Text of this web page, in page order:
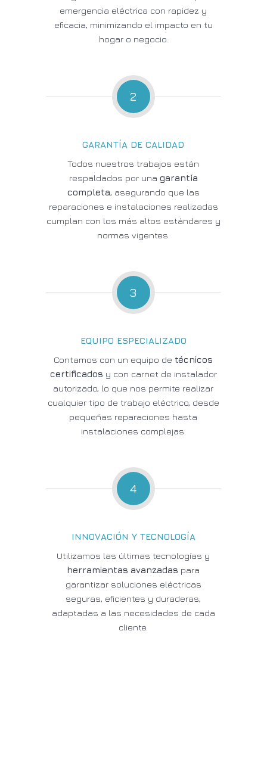
emergencia eléctrica con rapidez y
eficacia, minimizando el impacto en tu
hogar o negocio.
2
GARANTÍA DE CALIDAD
Todos nuestros trabajos están
respaldados por una garantía
completa, asegurando que las
reparaciones e instalaciones realizadas
cumplan con los más altos estándares y
normas vigentes.
3
EQUIPO ESPECIALIZADO
Contamos con un equipo de técnicos
certificados y con carnet de instalador
autorizado, lo que nos permite realizar
cualquier tipo de trabajo eléctrico, desde
pequeñas reparaciones hasta
instalaciones complejas.
4
INNOVACIÓN Y TECNOLOGÍA
Utilizamos las últimas tecnologías y
herramientas avanzadas para
garantizar soluciones eléctricas
seguras, eficientes y duraderas,
adaptadas a las necesidades de cada
cliente.